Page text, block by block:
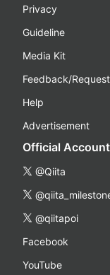
Privacy
Guideline
Media Kit
Feedback/
Help
Advertisement
Official
@Qiita
@qiitapoi
Facebook
YouTube